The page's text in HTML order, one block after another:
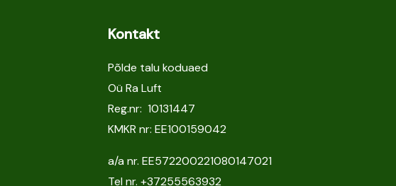
Kontakt
Põlde talu koduaed
Oü Ra Luft
Reg.nr: 10131447
KMKR nr: EE100159042
a/a nr. EE572200221080147021
Tel nr. +37255563932